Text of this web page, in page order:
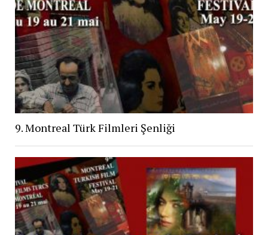
9. Montreal Türk Filmleri Şenliği